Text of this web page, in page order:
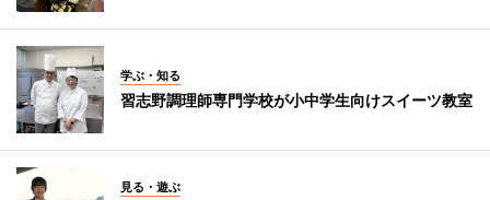
学ぶ・知る
習志野調理師専門学校が小中学生向けスイーツ教室
見る・遊ぶ